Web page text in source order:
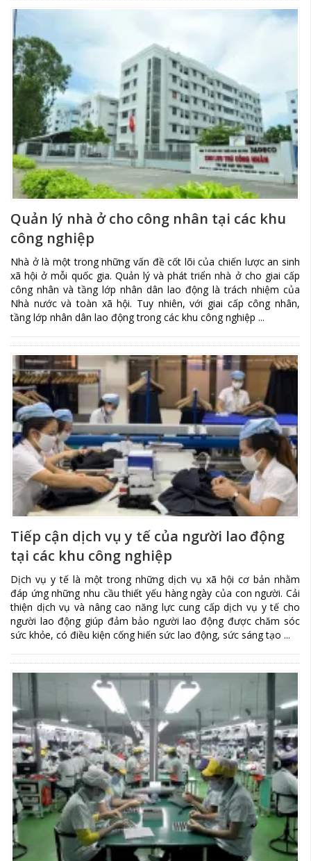
Quản lý nhà ở cho công nhân tại các khu
công nghiệp
Nhà ở là một trong những vấn đề cốt lõi của chiến lược an sinh
xã hội ở mỗi quốc gia. Quản lý và phát triển nhà ở cho giai cấp
công nhân và tầng lớp nhân dân lao động là trách nhiệm của
Nhà nước và toàn xã hội. Tuy nhiên, với giai cấp công nhân,
tầng lớp nhân dân lao động trong các khu công nghiệp ...
Tiếp cận dịch vụ y tế của người lao động
tại các khu công nghiệp
Dịch vụ y tế là một trong những dịch vụ xã hội cơ bản nhằm
đáp ứng những nhu cầu thiết yếu hàng ngày của con người. Cải
thiện dịch vụ và nâng cao năng lực cung cấp dịch vụ y tế cho
người lao động giúp đảm bảo người lao động được chăm sóc
sức khỏe, có điều kiện cống hiến sức lao động, sức sáng tạo ...